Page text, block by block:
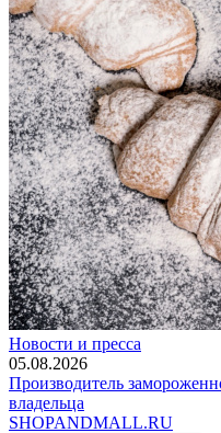
Новости и пресса
05.08.2026
Производитель
владельца
SHOPANDMALL.RU